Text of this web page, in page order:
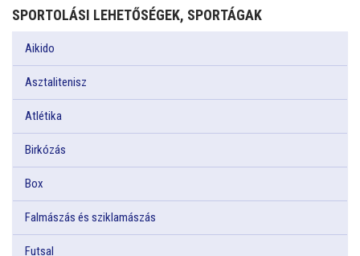
SPORTOLÁSI LEHETŐSÉGEK, SPORTÁGAK
Aikido
Asztalitenisz
Atlétika
Birkózás
Box
Falmászás és sziklamászás
Futsal